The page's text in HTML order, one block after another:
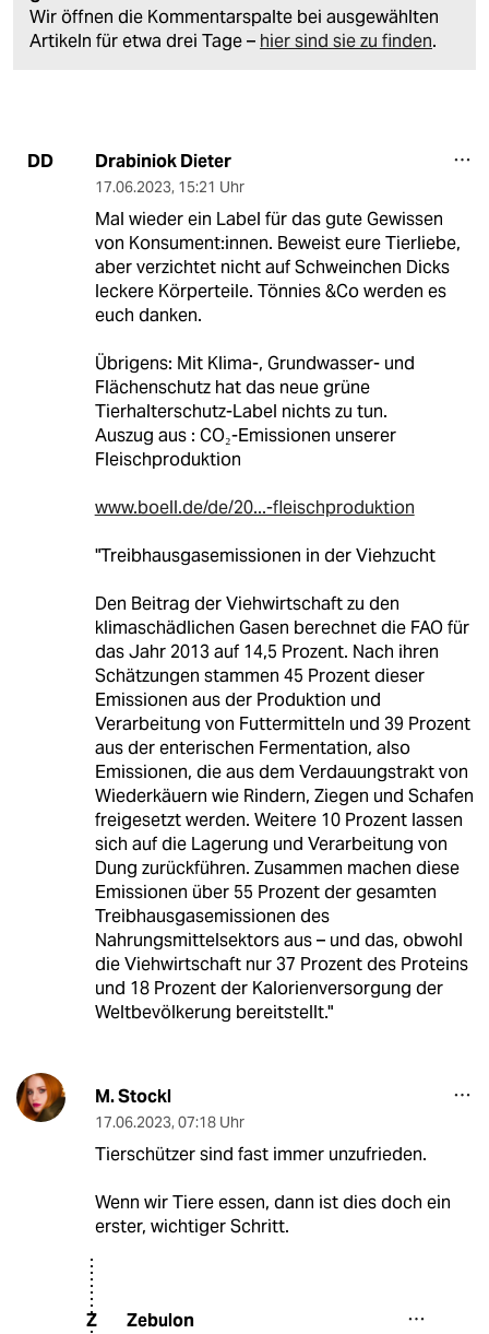
Wir öffnen die Kommentarspalte bei ausgewählten
Artikeln für etwa drei Tage – hier sind sie zu finden.
DD Drabiniok Dieter
17.06.2023, 15:21 Uhr
Mal wieder ein Label für das gute Gewissen
von Konsument:innen. Beweist eure Tierliebe,
aber verzichtet nicht auf Schweinchen Dicks
leckere Körperteile. Tönnies &Co werden es
euch danken.
Übrigens: Mit Klima-, Grundwasser- und
Flächenschutz hat das neue grüne
Tierhalterschutz-Label nichts zu tun.
Auszug aus : CO₂-Emissionen unserer
Fleischproduktion
www.boell.de/de/20...-fleischproduktion
"Treibhausgasemissionen in der Viehzucht
Den Beitrag der Viehwirtschaft zu den
klimaschädlichen Gasen berechnet die FAO für
das Jahr 2013 auf 14,5 Prozent. Nach ihren
Schätzungen stammen 45 Prozent dieser
Emissionen aus der Produktion und
Verarbeitung von Futtermitteln und 39 Prozent
aus der enterischen Fermentation, also
Emissionen, die aus dem Verdauungstrakt von
Wiederkäuern wie Rindern, Ziegen und Schafen
freigesetzt werden. Weitere 10 Prozent lassen
sich auf die Lagerung und Verarbeitung von
Dung zurückführen. Zusammen machen diese
Emissionen über 55 Prozent der gesamten
Treibhausgasemissionen des
Nahrungsmittelsektors aus – und das, obwohl
die Viehwirtschaft nur 37 Prozent des Proteins
und 18 Prozent der Kalorienversorgung der
Weltbevölkerung bereitstellt."
M. Stockl
17.06.2023, 07:18 Uhr
Tierschützer sind fast immer unzufrieden.
Wenn wir Tiere essen, dann ist dies doch ein
erster, wichtiger Schritt.
Z Zebulon